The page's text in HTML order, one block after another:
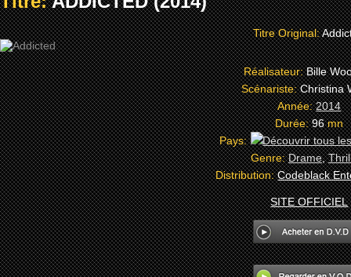
Titre Original:
Réalisateur:Bille
Scénariste:Christina
Année:2014
Durée:96mn
Pays:
Genre:Drame,
Distribution:Codeblack
SITE OFFICIEL